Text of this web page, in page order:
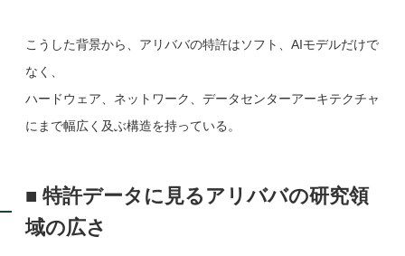
こうした背景から、アリババの特許はソフト、AIモデルだけで
なく、
ハードウェア、ネットワーク、データセンターアーキテクチャ
にまで幅広く及ぶ構造を持っている。
■ 特許データに見るアリババの研究領
域の広さ